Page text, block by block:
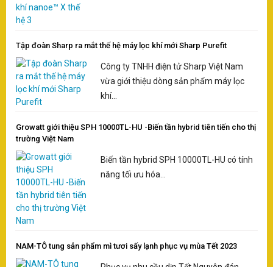
Tập đoàn Sharp ra mắt thế hệ máy lọc khí mới Sharp Purefit
Công ty TNHH điện tử Sharp Việt Nam
vừa giới thiệu dòng sản phẩm máy lọc
khí...
Growatt giới thiệu SPH 10000TL-HU -Biến tần hybrid tiên tiến cho thị
trường Việt Nam
Biến tần hybrid SPH 10000TL-HU có tính
năng tối ưu hóa...
NAM-TÔ tung sản phẩm mì tươi sấy lạnh phục vụ mùa Tết 2023